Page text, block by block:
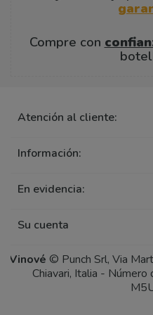
Compre con
Atención al cliente:
Información:
En evidencia:
Su cuenta
Vinové © Punch Srl, Via
Chiavari, Italia -